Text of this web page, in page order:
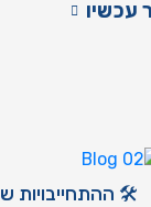
עכשיו
🛠 ההתחייבויות